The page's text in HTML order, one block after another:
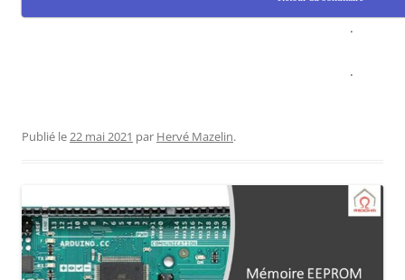
.
.
Publié le22 mai 2021 par Hervé Mazelin.